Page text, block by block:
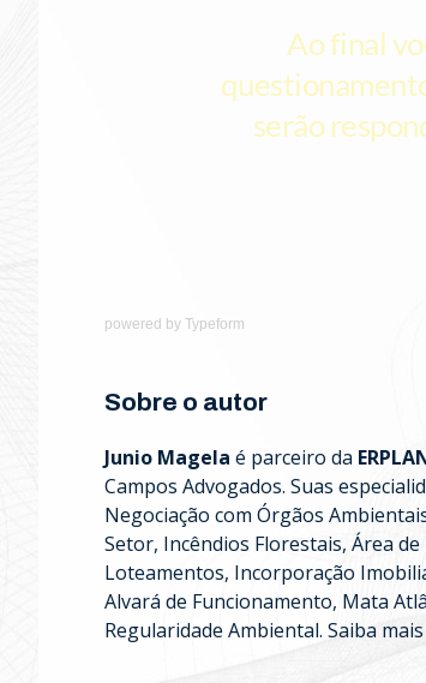
powered by Typeform
Sobre o autor
Junio Magela é parceiro da
Campos Advogados. Suas
Negociação com Órgãos
Setor, Incêndios Florestais, Área
Loteamentos, Incorporação
Alvará de Funcionamento, Mata
Regularidade Ambiental. Saiba